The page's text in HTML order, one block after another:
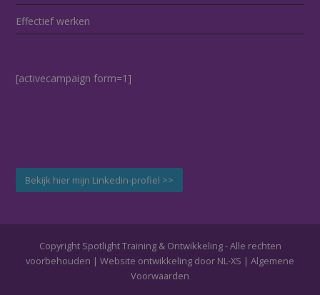
Effectief werken
[activecampaign form=1]
Bekijk hier mijn Linkedin-profiel >>
Copyright Spotlight Training & Ontwikkeling - Alle rechten
voorbehouden | Website ontwikkeling door NL-XS | Algemene
Voorwaarden